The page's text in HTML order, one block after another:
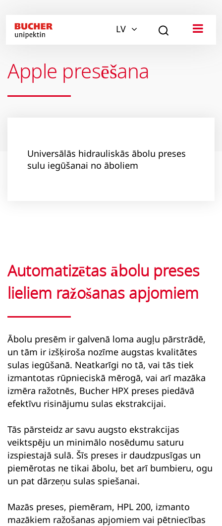
LV
Apple presēšana
Universālās hidrauliskās ābolu preses
sulu iegūšanai no āboliem
Automatizētas ābolu preses
lieliem ražošanas apjomiem
Ābolu presēm ir galvenā loma augļu pārstrādē,
un tām ir izšķiroša nozīme augstas kvalitātes
sulas iegūšanā. Neatkarīgi no tā, vai tās tiek
izmantotas rūpnieciskā mērogā, vai arī mazāka
izmēra ražotnēs, Bucher HPX preses piedāvā
efektīvu risinājumu sulas ekstrakcijai.
Tās pārsteidz ar savu augsto ekstrakcijas
veiktspēju un minimālo nosēdumu saturu
izspiestajā sulā. Šīs preses ir daudzpusīgas un
piemērotas ne tikai ābolu, bet arī bumbieru, ogu
un pat dārzeņu sulas spiešanai.
Mazās preses, piemēram, HPL 200, izmanto
mazākiem ražošanas apjomiem vai pētniecības